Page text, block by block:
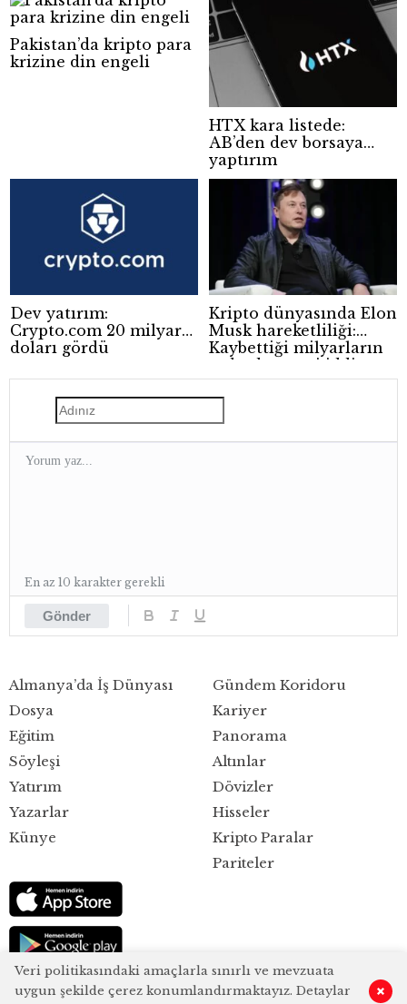
0
Pakistan’da kripto para
krizine din engeli
HTX kara listede:
AB’den dev borsaya
yaptırım
Dev yatırım:
Crypto.com 20 milyar
doları gördü
Kripto dünyasında Elon
Musk hareketliliği:
Kaybettiği milyarların
ardından yeni iddia
Gönder
En az 10 karakter gerekli
Almanya’da İş Dünyası
Dosya
Eğitim
Gündem Koridoru
Kariyer
Panorama
Söyleşi
Yatırım
Yazarlar
Künye
Altınlar
Dövizler
Hisseler
Kripto Paralar
Pariteler
Veri politikasındaki amaçlarla sınırlı ve mevzuata
uygun şekilde çerez konumlandırmaktayız. Detaylar